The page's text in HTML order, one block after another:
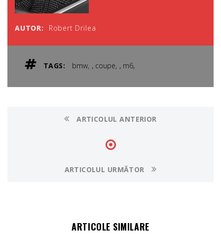
AUTOR: Robert Drilea
TAGS: bmw , coupe , m6,
ARTICOLUL ANTERIOR
ARTICOLUL URMĂTOR
ARTICOLE SIMILARE